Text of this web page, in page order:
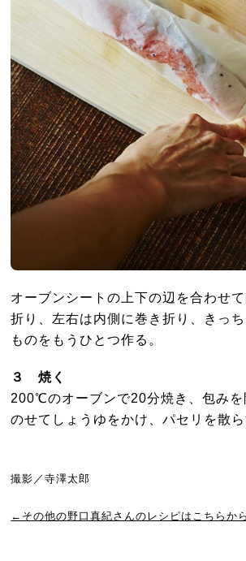
オーブンシートの上下の辺を合わせ
折り、左右は内側に巻き折り、きっ
ものをもうひとつ作る。
３ 焼く
200℃のオーブンで20分焼き、包みを
のせてしょうゆをかけ、パセリを散ら
撮影／寺澤太郎
←その他の野口真紀さんのレシピはこちらから